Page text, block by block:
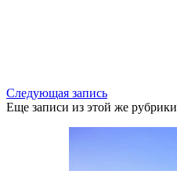
Следующая запись
Еще записи из этой же рубрики